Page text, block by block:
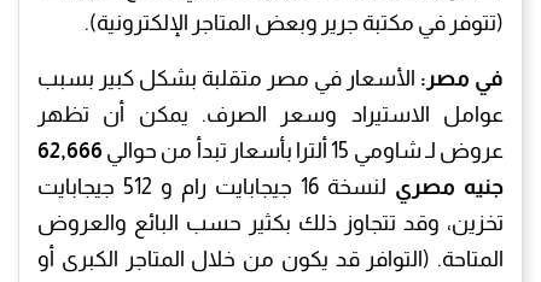
(تتوفر في مكتبة جرير وبعض المتاجر الإلكترونية).
في مصر: الأسعار في مصر متقلبة بشكل كبير بسبب
عوامل الاستيراد وسعر الصرف. يمكن أن تظهر
عروض لـ شاومي 15 ألترا بأسعار تبدأ من حوالي
62,666
جنيه مصري
لنسخة 16 جيجابايت رام و 512 جيجابايت
تخزين، وقد تتجاوز ذلك بكثير حسب البائع والعروض
المتاحة. (التوافر قد يكون من خلال المتاجر الكبرى أو